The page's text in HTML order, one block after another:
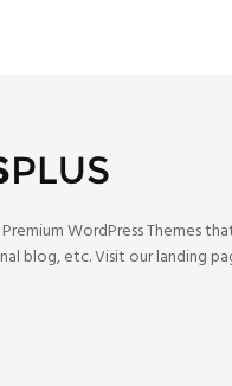
WordPress Themes
blog, etc. Visit our landing